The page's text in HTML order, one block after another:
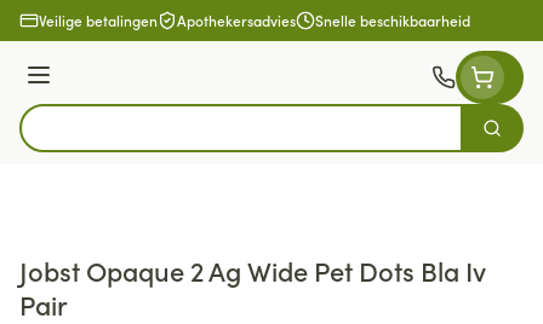
Ga naar de inhoud
Veilige betalingen Apothekersadvies Snelle beschikbaarheid
Menu
Product, merk, categorie...
Zoek
Jobst Opaque 2 Ag Wide Pet Dots Bla Iv
Pair